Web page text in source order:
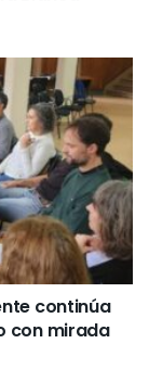
continúa
con mirada